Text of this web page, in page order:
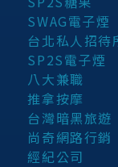
SWAG電子煙
台北私人招待
SP2S電子煙
八大兼職
推拿按摩
台灣暗黑旅遊
尚奇網路行銷
經紀公司